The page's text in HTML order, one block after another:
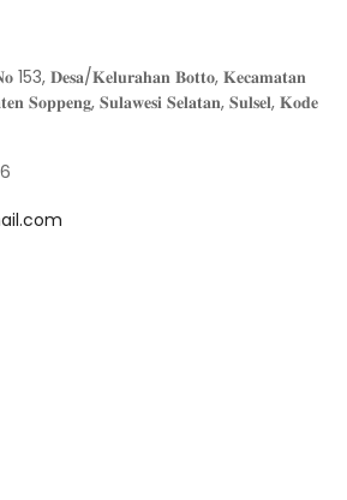
153, 𝐃𝐞𝐬𝐚/𝐊𝐞𝐥𝐮𝐫𝐚𝐡𝐚𝐧 𝐁𝐨𝐭𝐭𝐨, 𝐊𝐞𝐜𝐚𝐦𝐚𝐭𝐚𝐧
𝐒𝐨𝐩𝐩𝐞𝐧𝐠, 𝐒𝐮𝐥𝐚𝐰𝐞𝐬𝐢 𝐒𝐞𝐥𝐚𝐭𝐚𝐧, 𝐒𝐮𝐥𝐬𝐞𝐥, 𝐊𝐨𝐝𝐞